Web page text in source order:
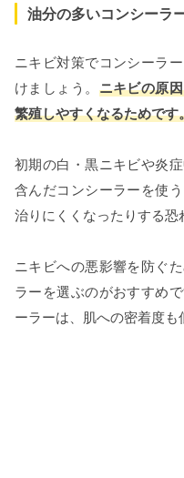
油分の多いコンシーラ
ニキビ対策でコンシーラ
けましょう。 ニキビの原
繁殖しやすくなるためです
初期の白・黒ニキビや炎
含んだコンシーラーを使
治りにくくなったりする恐
ニキビへの悪影響を防ぐ
ラーを選ぶのがおすすめ
ーラーは、肌への密着度も